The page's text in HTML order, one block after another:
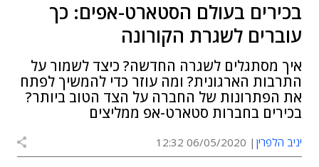
בכירים בעולם הסטארט-אפים: כך
עוברים לשגרת הקורונה
איך מסתגלים לשגרה החדשה? כיצד לשמור על
התרבות הארגונית? ומה עוזר כדי להמשיך לפתח
את הפתרונות של החברה על הצד הטוב ביותר?
בכירים בחברות סטארט-אפ ממליצים
יניב הלפרין 06/05/2020 12:32